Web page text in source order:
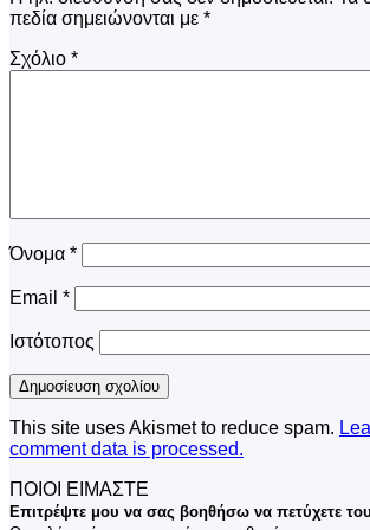
πεδία σημειώνονται με *
Σχόλιο *
Όνομα *
Email *
Ιστότοπος
This site uses Akismet to reduce spam.
comment data is processed.
ΠΟΙΟΙ ΕΙΜΑΣΤΕ
Επιτρέψτε μου να σας βοηθήσω να πετύχετε